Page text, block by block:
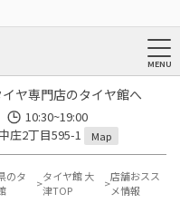
ヤ専門店のタイヤ館へ
10:30~19:00
庄2丁目595-1
Map
のタ
タイヤ館 大
津TOP
店舗おスス
メ情報